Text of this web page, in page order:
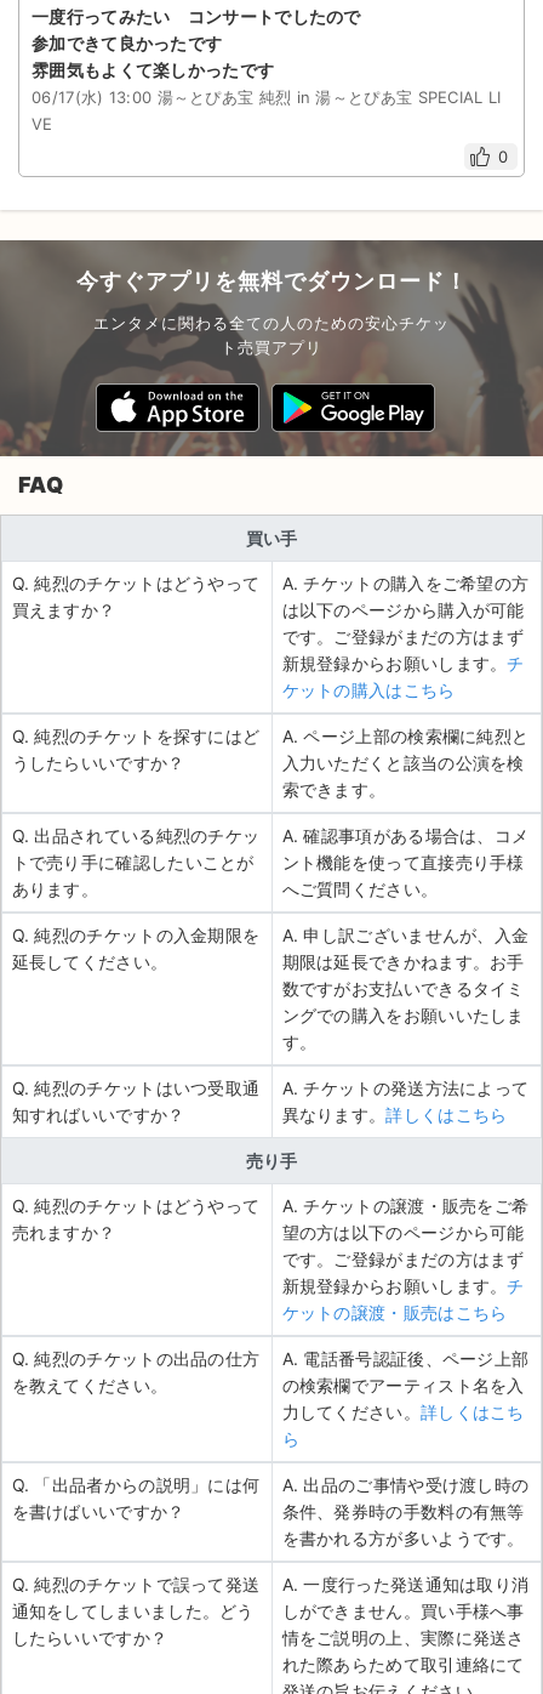
一度行ってみたい コンサートでしたので
参加できて良かったです
雰囲気もよくて楽しかったです
06/17(水) 13:00 湯～とぴあ宝 純烈 in 湯～とぴあ宝 SPECIAL LI
VE
0
今すぐアプリを無料でダウンロード！
エンタメに関わる全ての人のための安心チケッ
ト売買アプリ
FAQ
買い手
Q. 純烈のチケットはどうやって
買えますか？
A. チケットの購入をご希望の方
は以下のページから購入が可能
です。ご登録がまだの方はまず
新規登録からお願いします。チ
ケットの購入はこちら
Q. 純烈のチケットを探すにはど
うしたらいいですか？
A. ページ上部の検索欄に純烈と
入力いただくと該当の公演を検
索できます。
Q. 出品されている純烈のチケッ
トで売り手に確認したいことが
あります。
A. 確認事項がある場合は、コメ
ント機能を使って直接売り手様
へご質問ください。
Q. 純烈のチケットの入金期限を
延長してください。
A. 申し訳ございませんが、入金
期限は延長できかねます。お手
数ですがお支払いできるタイミ
ングでの購入をお願いいたしま
す。
Q. 純烈のチケットはいつ受取通
知すればいいですか？
A. チケットの発送方法によって
異なります。詳しくはこちら
売り手
Q. 純烈のチケットはどうやって
売れますか？
A. チケットの譲渡・販売をご希
望の方は以下のページから可能
です。ご登録がまだの方はまず
新規登録からお願いします。チ
ケットの譲渡・販売はこちら
Q. 純烈のチケットの出品の仕方
を教えてください。
A. 電話番号認証後、ページ上部
の検索欄でアーティスト名を入
力してください。 詳しくはこち
ら
Q. 「出品者からの説明」には何
を書けばいいですか？
A. 出品のご事情や受け渡し時の
条件、発券時の手数料の有無等
を書かれる方が多いようです。
Q. 純烈のチケットで誤って発送
通知をしてしまいました。どう
したらいいですか？
A. 一度行った発送通知は取り消
しができません。買い手様へ事
情をご説明の上、実際に発送さ
れた際あらためて取引連絡にて